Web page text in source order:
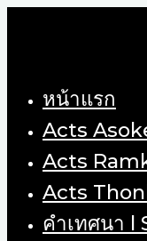
หน้าแรก
Acts
Acts
Acts
คำเทศนา l